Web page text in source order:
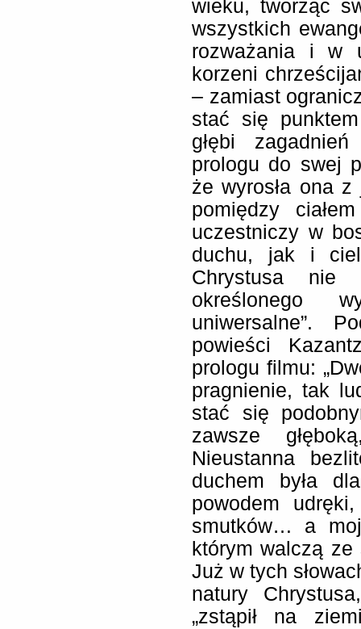
wieku, tworząc
wszystkich
rozważania i w
korzeni
– zamiast
stać się
głębi
prologu do swej
że wyrosła ona z
pomiędzy
uczestniczy w
duchu, jak i
Chrystusa nie
określonego
uniwersalne”.
powieści
prologu filmu:
pragnienie, tak
stać się
zawsze
Nieustanna
duchem była
powodem
smutków… a
którym walczą ze
Już w tych
natury
„zstąpił na